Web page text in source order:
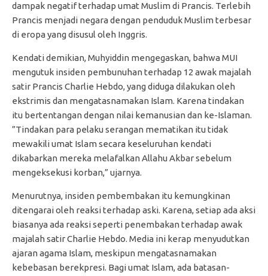
dampak negatif terhadap umat Muslim di Prancis. Terlebih
Prancis menjadi negara dengan penduduk Muslim terbesar
di eropa yang disusul oleh Inggris.
Kendati demikian, Muhyiddin mengegaskan, bahwa MUI
mengutuk insiden pembunuhan terhadap 12 awak majalah
satir Prancis Charlie Hebdo, yang diduga dilakukan oleh
ekstrimis dan mengatasnamakan Islam. Karena tindakan
itu bertentangan dengan nilai kemanusian dan ke-Islaman.
”Tindakan para pelaku serangan mematikan itu tidak
mewakili umat Islam secara keseluruhan kendati
dikabarkan mereka melafalkan Allahu Akbar sebelum
mengeksekusi korban,” ujarnya.
Menurutnya, insiden pembembakan itu kemungkinan
ditengarai oleh reaksi terhadap aski. Karena, setiap ada aksi
biasanya ada reaksi seperti penembakan terhadap awak
majalah satir Charlie Hebdo. Media ini kerap menyudutkan
ajaran agama Islam, meskipun mengatasnamakan
kebebasan berekpresi. Bagi umat Islam, ada batasan-